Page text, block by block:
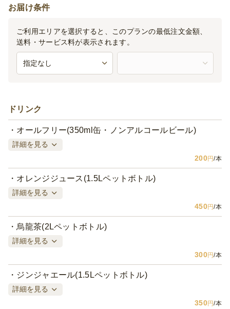
お届け条件
ご利用エリアを選択すると、このプランの最低注文金額、
送料・サービス料が表示されます。
ドリンク
オールフリー(350ml缶・ノンアルコールビール)
詳細を見る
200円/本
オレンジジュース(1.5Lペットボトル)
詳細を見る
450円/本
烏龍茶(2Lペットボトル)
詳細を見る
300円/本
ジンジャエール(1.5Lペットボトル)
詳細を見る
350円/本